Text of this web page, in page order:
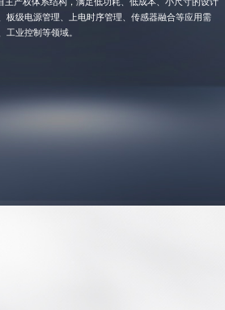
板级电源管理、上电时序管理、传感器融合等应用需
工业控制等领域。